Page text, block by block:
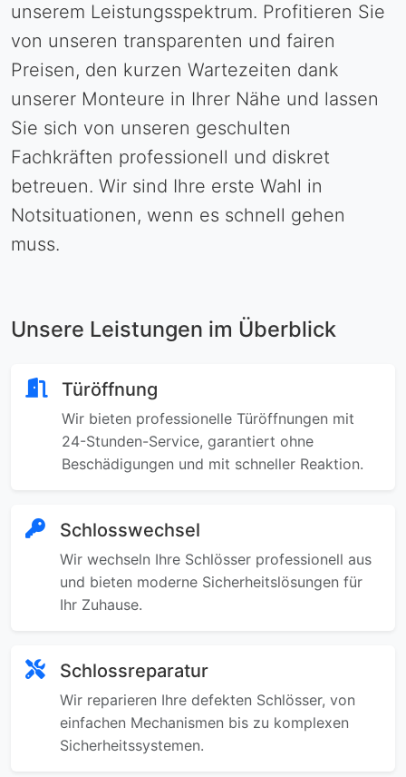
unserem Leistungsspektrum. Profitieren Sie
von unseren transparenten und fairen
Preisen, den kurzen Wartezeiten dank
unserer Monteure in Ihrer Nähe und lassen
Sie sich von unseren geschulten
Fachkräften professionell und diskret
betreuen. Wir sind Ihre erste Wahl in
Notsituationen, wenn es schnell gehen
muss.
Unsere Leistungen im Überblick
Türöffnung
Wir bieten professionelle Türöffnungen mit
24-Stunden-Service, garantiert ohne
Beschädigungen und mit schneller Reaktion.
Schlosswechsel
Wir wechseln Ihre Schlösser professionell aus
und bieten moderne Sicherheitslösungen für
Ihr Zuhause.
Schlossreparatur
Wir reparieren Ihre defekten Schlösser, von
einfachen Mechanismen bis zu komplexen
Sicherheitssystemen.